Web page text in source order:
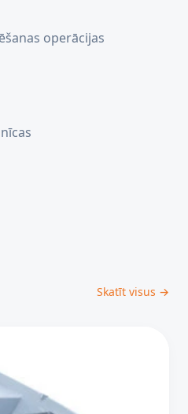
operācijas
Skatīt visus →